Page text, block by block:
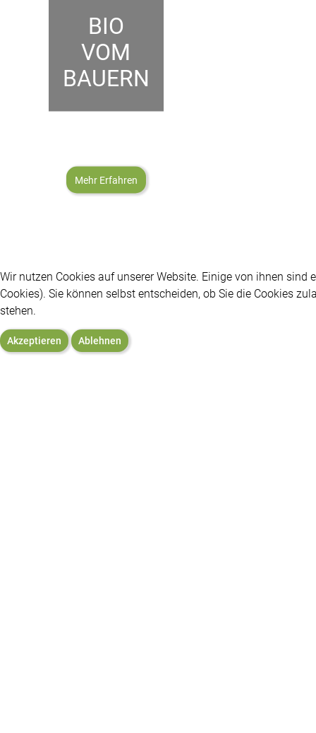
BIO
VOM
BAUERN
Mehr Erfahren
Wir nutzen Cookies auf unserer Website. Einige von ihnen sind
Cookies). Sie können selbst entscheiden, ob Sie die Cookies
stehen.
Akzeptieren Ablehnen